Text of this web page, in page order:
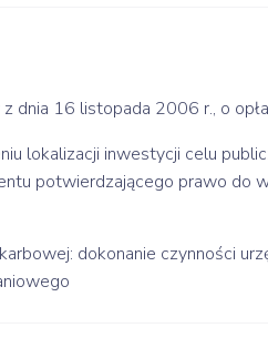
dnia 16 listopada 2006 r., o
lokalizacji inwestycji celu
potwierdzającego prawo
dokonanie czynności